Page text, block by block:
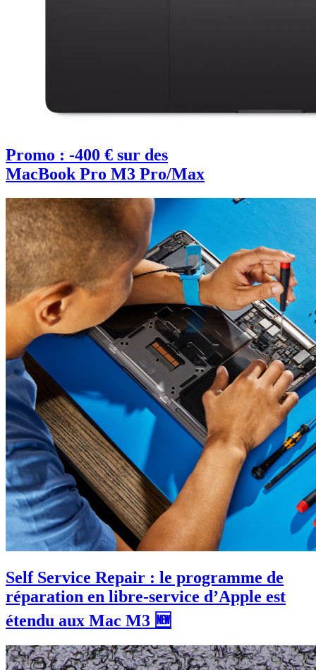
Promo : -400 € sur des
MacBook Pro M3 Pro/Max
Self Service Repair : le programme de
réparation en libre-service d’Apple est
étendu aux Mac M3 🆕